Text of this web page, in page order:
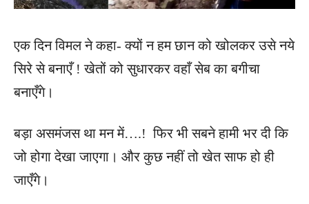
एक दिन विमल ने कहा- क्यों न हम छान को खोलकर उसे नये
सिरे से बनाएँ ! खेतों को सुधारकर वहाँ सेब का बगीचा
बनाएँगे।
बड़ा असमंजस था मन में….! फिर भी सबने हामी भर दी कि
जो होगा देखा जाएगा। और कुछ नहीं तो खेत साफ हो ही
जाएँगे।